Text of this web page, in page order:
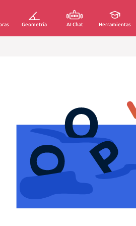
Geometría AI Chat Herramientas